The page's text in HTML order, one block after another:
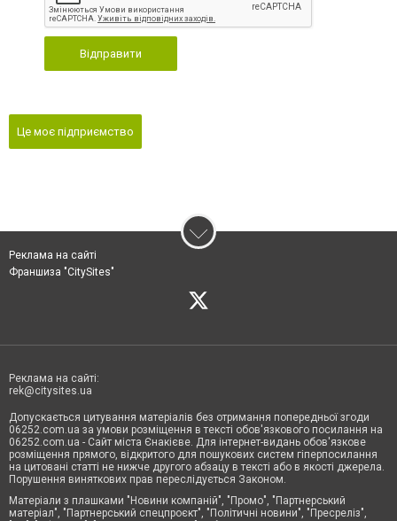
Відправити
Це моє підприємство
Реклама на сайті
Франшиза "CitySites"
Реклама на сайті:
rek@citysites.ua
Допускається цитування матеріалів без отримання попередньої згоди
06252.com.ua за умови розміщення в тексті обов'язкового посилання на
06252.com.ua - Сайт міста Єнакієве. Для інтернет-видань обов'язкове
розміщення прямого, відкритого для пошукових систем гіперпосилання
на цитовані статті не нижче другого абзацу в тексті або в якості джерела.
Порушення виняткових прав переслідується Законом.
Матеріали з плашками "Новини компаній", "Промо", "Партнерський
матеріал", "Партнерський спецпроєкт", "Політичні новини", "Пресреліз",